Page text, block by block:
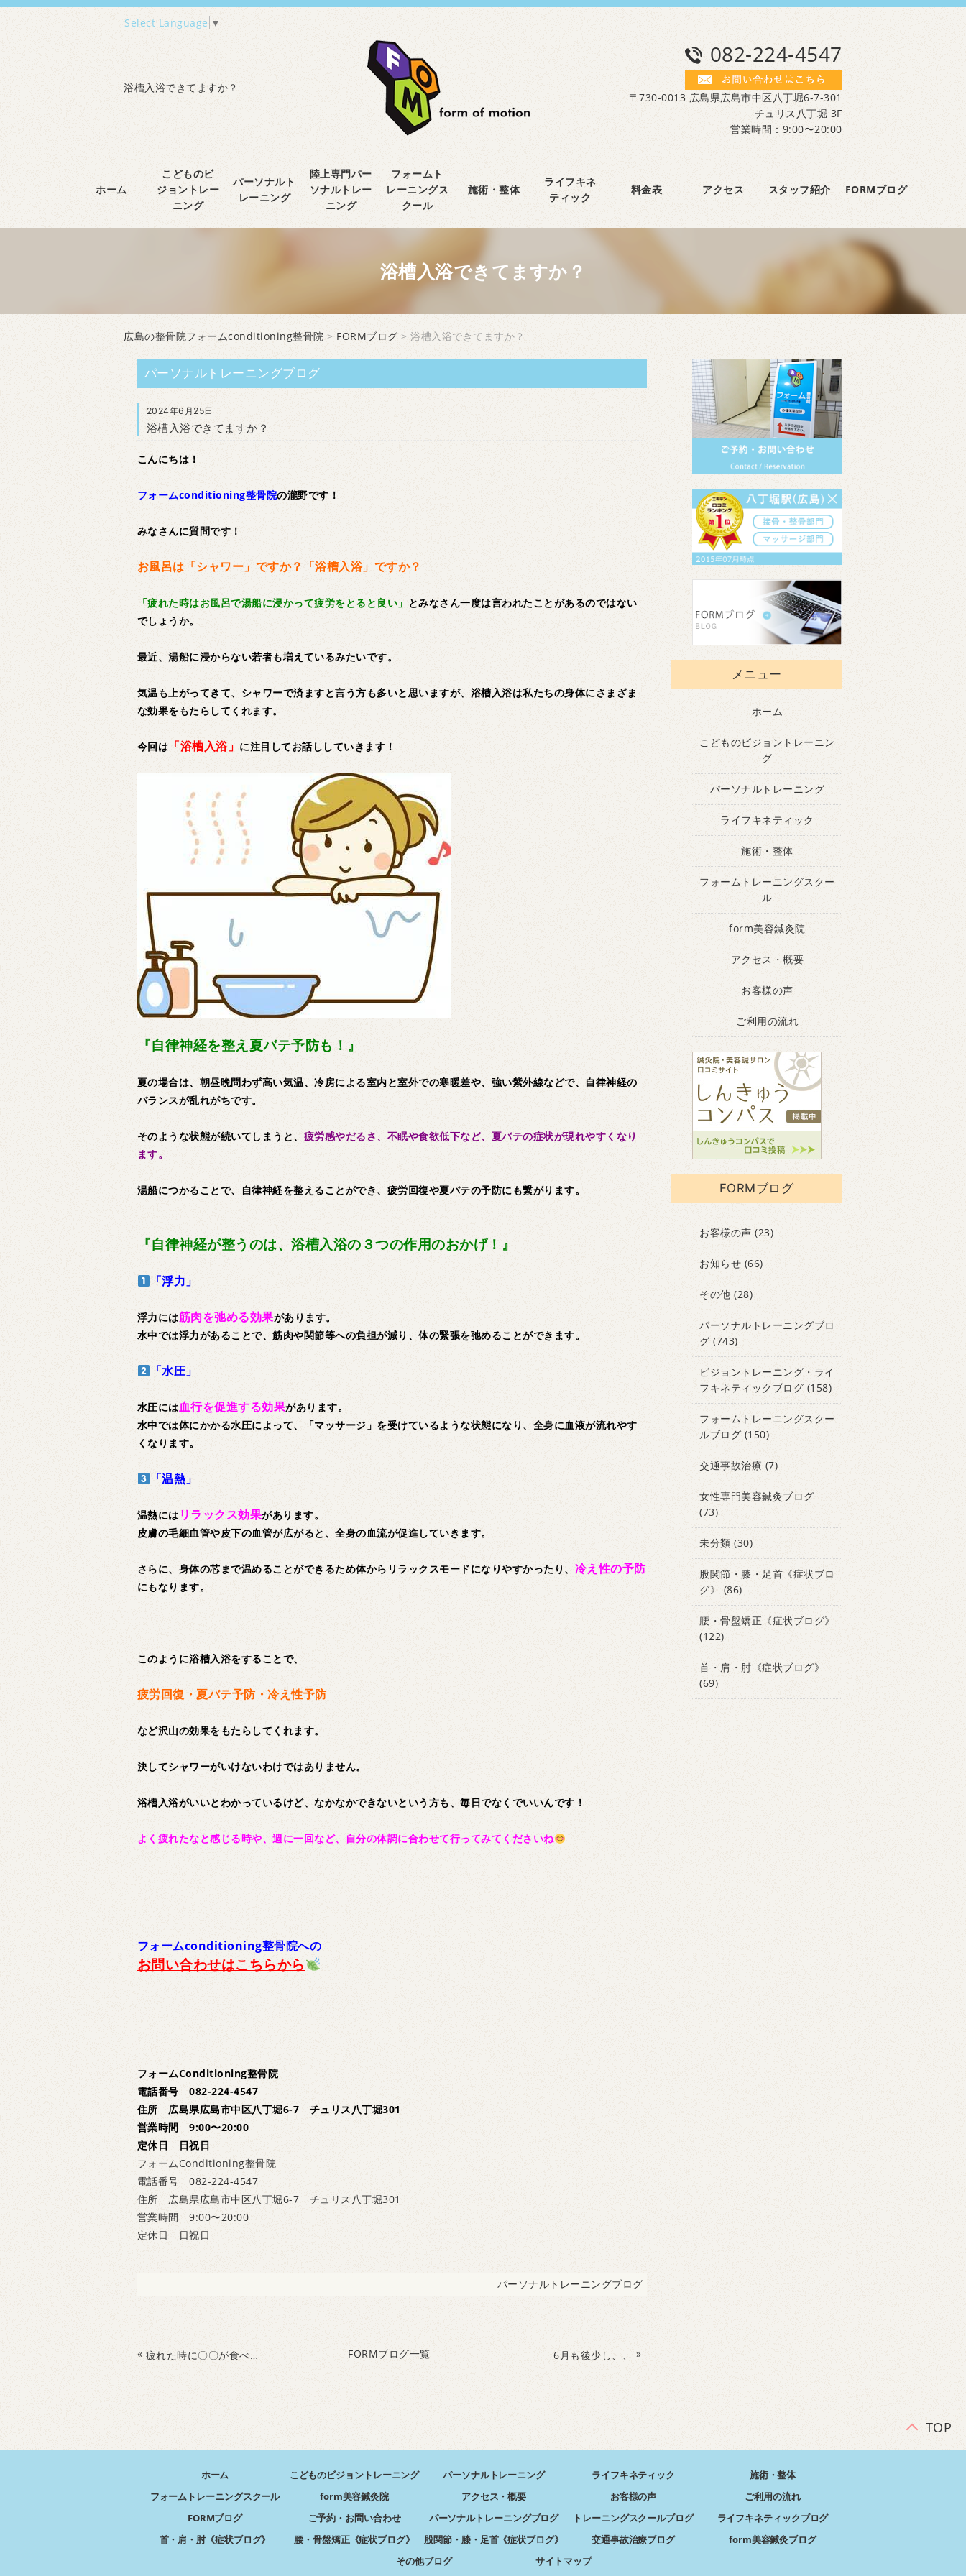
Select Language ▼
浴槽入浴できてますか？
082-224-4547
〒730-0013 広島県広島市中区八丁堀6-7-301
チュリス八丁堀 3F
営業時間：9:00〜20:00
ホーム
こどものビ
ジョントレー
ニング
パーソナルト
レーニング
陸上専門パー
ソナルトレー
ニング
フォームト
レーニングス
クール
施術・整体
ライフキネ
ティック
料金表 アクセス スタッフ紹介 FORMブログ
浴槽入浴できてますか？
広島の整骨院フォームconditioning整骨院 > FORMブログ > 浴槽入浴できてますか？
パーソナルトレーニングブログ
2024年6月25日
浴槽入浴できてますか？
こんにちは！
フォームconditioning整骨院の瀧野です！
みなさんに質問です！
お風呂は「シャワー」ですか？「浴槽入浴」ですか？
「疲れた時はお風呂で湯船に浸かって疲労をとると良い」 とみなさん一度は言われたことがあるのではない
でしょうか。
最近、湯船に浸からない若者も増えているみたいです。
気温も上がってきて、シャワーで済ますと言う方も多いと思いますが、浴槽入浴は私たちの身体にさまざま
な効果をもたらしてくれます。
今回は 「浴槽入浴」 に注目してお話ししていきます！
『自律神経を整え夏バテ予防も！』
夏の場合は、朝昼晩問わず高い気温、冷房による室内と室外での寒暖差や、強い紫外線などで、自律神経の
バランスが乱れがちです。
そのような状態が続いてしまうと、 疲労感やだるさ、不眠や食欲低下など、夏バテの症状が現れやすくなり
ます。
湯船につかることで、自律神経を整えることができ、疲労回復や夏バテの予防にも繋がります。
『自律神経が整うのは、浴槽入浴の３つの作用のおかげ！』
「浮力」
浮力には筋肉を弛める効果があります。
水中では浮力があることで、筋肉や関節等への負担が減り、体の緊張を弛めることができます。
「水圧」
水圧には血行を促進する効果があります。
水中では体にかかる水圧によって、「マッサージ」を受けているような状態になり、全身に血液が流れやす
くなります。
「温熱」
温熱には リラックス効果があります。
皮膚の毛細血管や皮下の血管が広がると、全身の血流が促進していきます。
さらに、身体の芯まで温めることができるため体からリラックスモードになりやすかったり、 冷え性の予防
にもなります。
このように浴槽入浴をすることで、
疲労回復・夏バテ予防・冷え性予防
など沢山の効果をもたらしてくれます。
決してシャワーがいけないわけではありません。
浴槽入浴がいいとわかっているけど、なかなかできないという方も、毎日でなくでいいんです！
よく疲れたなと感じる時や、週に一回など、自分の体調に合わせて行ってみてくださいね
フォームconditioning整骨院への
お問い合わせはこちらから
フォームConditioning整骨院
電話番号 082-224-4547
住所 広島県広島市中区八丁堀6-7 チュリス八丁堀301
営業時間 9:00〜20:00
定休日 日祝日
フォームConditioning整骨院
電話番号 082-224-4547
住所 広島県広島市中区八丁堀6-7 チュリス八丁堀301
営業時間 9:00〜20:00
定休日 日祝日
パーソナルトレーニングブログ
« 疲れた時に〇〇が食べたい FORMブログ一覧 6月も後少し、、 »
メニュー
ホーム
こどものビジョントレーニン
グ
パーソナルトレーニング
ライフキネティック
施術・整体
フォームトレーニングスクー
ル
form美容鍼灸院
アクセス・概要
お客様の声
ご利用の流れ
FORMブログ
お客様の声 (23)
お知らせ (66)
その他 (28)
パーソナルトレーニングブロ
グ (743)
ビジョントレーニング・ライ
フキネティックブログ (158)
フォームトレーニングスクー
ルブログ(150)
交通事故治療 (7)
女性専門美容鍼灸ブログ
(73)
未分類 (30)
股関節・膝・足首《症状ブロ
グ》
(86)
腰・骨盤矯正《症状ブログ》
(122)
首・肩・肘《症状ブログ》
(69)
TOP
ホーム こどものビジョントレーニング パーソナルトレーニング ライフキネティック
施術・整体
フォームトレーニングスクール
form美容鍼灸院 アクセス・概要 お客様の声
ご利用の流れ
FORMブログ
ご予約・お問い合わせ パーソナルトレーニングブログ トレーニングスクールブログ
ライフキネティックブログ
首・肩・肘《症状ブログ》
腰・骨盤矯正《症状ブログ》 股関節・膝・足首《症状ブログ》 交通事故治療ブログ
form美容鍼灸ブログ
その他ブログ
サイトマップ